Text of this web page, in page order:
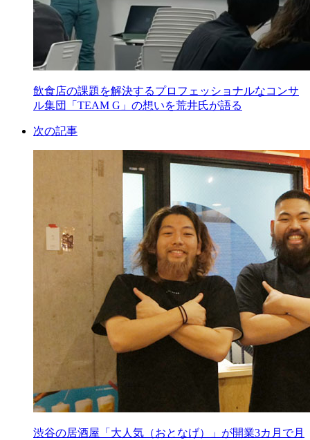
飲食店の課題を解決するプロフェッショナルなコンサ
ル集団「TEAM G」の想いを荒井氏が語る
次の記事
渋谷の居酒屋「大人気（おとなげ）」が開業3カ月で月